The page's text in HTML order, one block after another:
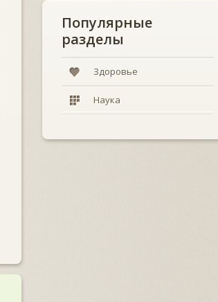
Популярные
разделы
Здоровье
Наука